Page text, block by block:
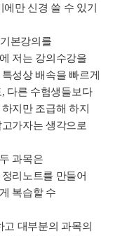
만 신경 쓸 수 있기
본강의를
저는 강의수강을
성상 배속을 빠르게
, 다른 수험생들보다
하지만 조급해 하지
가자는 생각으로
과목은
리노트를 만들어
복습할 수
대부분의 과목의